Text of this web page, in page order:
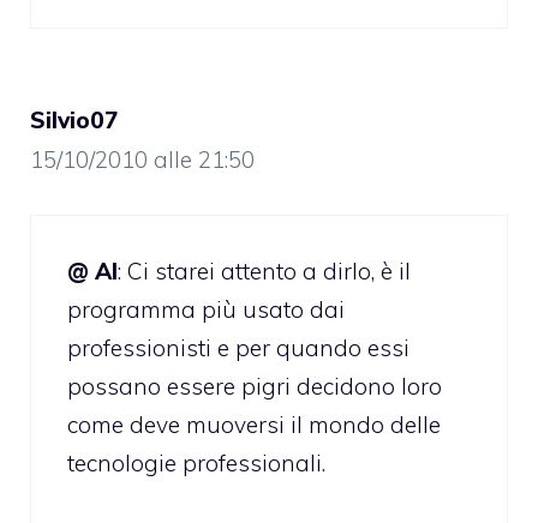
Silvio07
15/10/2010 alle 21:50
@ Al: Ci starei attento a dirlo, è il
programma più usato dai
professionisti e per quando essi
possano essere pigri decidono loro
come deve muoversi il mondo delle
tecnologie professionali.